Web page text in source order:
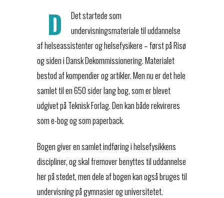
D
Det startede som
undervisningsmateriale til uddannelse
af helseassistenter og helsefysikere – først på Risø
og siden i Dansk Dekommissionering. Materialet
bestod af kompendier og artikler. Men nu er det hele
samlet til en 650 sider lang bog, som er blevet
udgivet på Teknisk Forlag. Den kan både rekvireres
som e-bog og som paperback.
Bogen giver en samlet indføring i helsefysikkens
discipliner, og skal fremover benyttes til uddannelse
her på stedet, men dele af bogen kan også bruges til
undervisning på gymnasier og universitetet.